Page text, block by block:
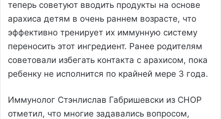
теперь советуют вводить продукты на основе
арахиса детям в очень раннем возрасте, что
эффективно тренирует их иммунную систему
переносить этот ингредиент. Ранее родителям
советовали избегать контакта с арахисом, пока
ребенку не исполнится по крайней мере 3 года.
Иммунолог Стэнлислав Габришевски из CHOP
отметил, что многие задавались вопросом,